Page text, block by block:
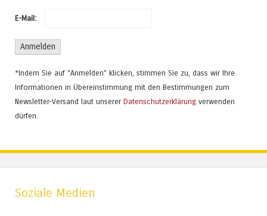
E-Mail:
*Indem Sie auf "Anmelden" klicken, stimmen Sie zu, dass wir Ihre
Informationen in Übereinstimmung mit den Bestimmungen zum
Newsletter-Versand laut unserer Datenschutzerklärung verwenden
dürfen.
Soziale Medien